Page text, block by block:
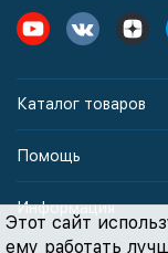
Этот сайт
ему работать
Каталог товаров
Помощь
Информация